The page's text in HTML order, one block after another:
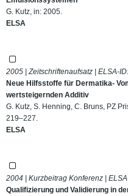
G. Kutz, in: 2005.
ELSA
2005 | Zeitschriftenaufsatz | ELSA-ID:
Neue Hilfsstoffe für Dermatika-
wertsteigernden Additiv
G. Kutz, S. Henning, C. Bruns, PZ
219–227.
ELSA
2004 | Kurzbeitrag Konferenz |
Qualifizierung und Validierung in